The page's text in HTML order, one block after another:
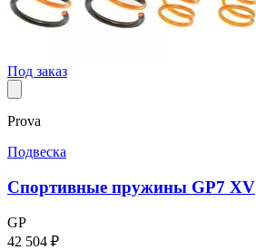
Под заказ
Prova
Подвеска
Спортивные пружины GP7 XV
GP
42 504 ₽